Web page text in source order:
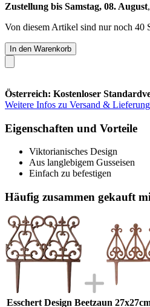
Zustellung bis Samstag, 08. August
Von diesem Artikel sind nur noch 40
In den Warenkorb
Österreich: Kostenloser
Weitere Infos zu Versand & Lieferung
Eigenschaften und Vorteile
Viktorianisches Design
Aus langlebigem Gusseisen
Einfach zu befestigen
Häufig zusammen gekauft
Esschert Design Beetzaun